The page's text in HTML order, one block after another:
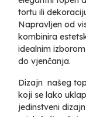
tortu ili
Napravljen od
kombinira
idealnim
do vjenčanja.
Dizajn našeg
koji se lako
jedinstveni